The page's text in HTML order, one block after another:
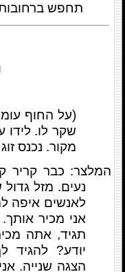
תחפש
(על החוף
שקר לו.
מקור. נכנס
המלצר: כבר קריר
נעים. מזל
לאנשים איפה
אני מכיר
תגיד, אתה
יודע?
הצגה שנייה.